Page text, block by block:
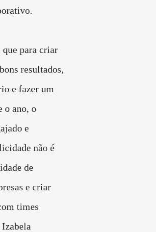
que para criar
resultados,
e fazer um
o ano, o
e
não é
de
e criar
times